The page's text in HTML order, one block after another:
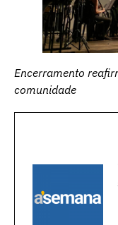
Encerramento
comunidade